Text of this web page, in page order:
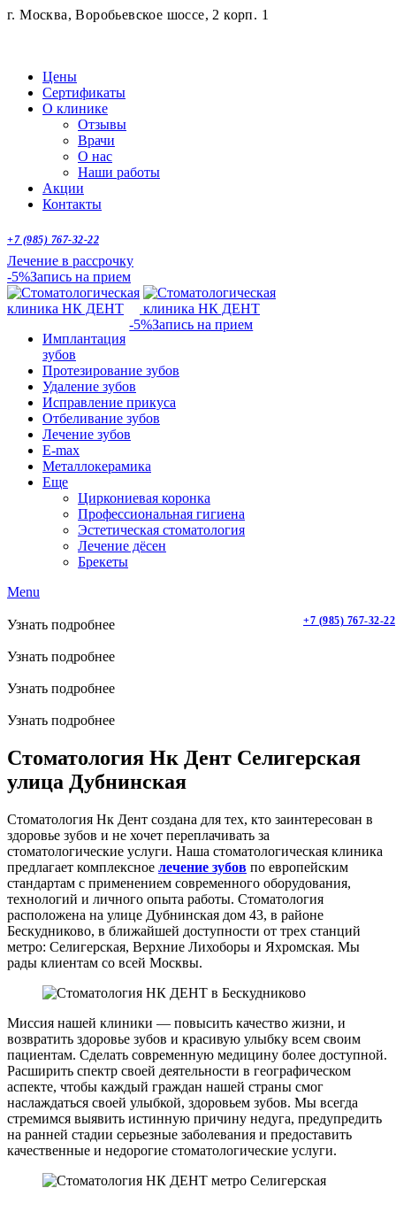
г. Москва, Воробьевское шоссе, 2 корп. 1
Цены
Сертификаты
О клинике
Отзывы
Врачи
О нас
Наши работы
Акции
Контакты
+7 (985) 767-32-22
Лечение в рассрочку
-5%Запись на прием
-5%Запись на прием
Имплантация
зубов
Протезирование зубов
Удаление зубов
Исправление прикуса
Отбеливание зубов
Лечение зубов
E-max
Металлокерамика
Еще
Циркониевая коронка
Профессиональная гигиена
Эстетическая стоматология
Лечение дёсен
Брекеты
Menu
+7 (985) 767-32-22
Узнать подробнее
Узнать подробнее
Узнать подробнее
Узнать подробнее
Стоматология Нк Дент Селигерская
улица Дубнинская
Стоматология Нк Дент создана для тех, кто заинтересован в
здоровье зубов и не хочет переплачивать за
стоматологические услуги. Наша стоматологическая клиника
предлагает комплексное лечение зубов по европейским
стандартам с применением современного оборудования,
технологий и личного опыта работы. Стоматология
расположена на улице Дубнинская дом 43, в районе
Бескудниково, в ближайшей доступности от трех станций
метро: Селигерская, Верхние Лихоборы и Яхромская. Мы
рады клиентам со всей Москвы.
Миссия нашей клиники — повысить качество жизни, и
возвратить здоровье зубов и красивую улыбку всем своим
пациентам. Сделать современную медицину более доступной.
Расширить спектр своей деятельности в географическом
аспекте, чтобы каждый граждан нашей страны смог
наслаждаться своей улыбкой, здоровьем зубов. Мы всегда
стремимся выявить истинную причину недуга, предупредить
на ранней стадии серьезные заболевания и предоставить
качественные и недорогие стоматологические услуги.